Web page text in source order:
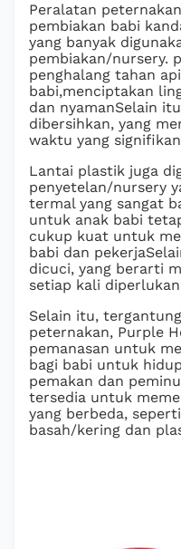
Peralatan
pembiakan babi
yang banyak
pembiakan/nursery.
penghalang tahan
babi,menciptakan
dan nyamanSelain
dibersihkan, yang
waktu yang
Lantai plastik juga
penyetelan/nursery
termal yang sangat
untuk anak babi
cukup kuat untuk
babi dan
dicuci, yang berarti
setiap kali
Selain itu,
peternakan, Purple
pemanasan untuk
bagi babi untuk
pemakan dan
tersedia untuk
yang berbeda,
basah/kering dan